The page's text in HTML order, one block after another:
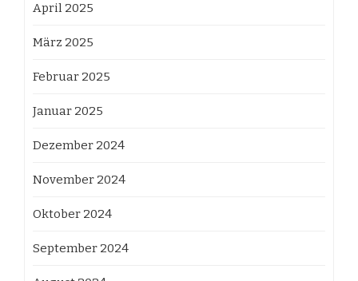
April 2025
März 2025
Februar 2025
Januar 2025
Dezember 2024
November 2024
Oktober 2024
September 2024